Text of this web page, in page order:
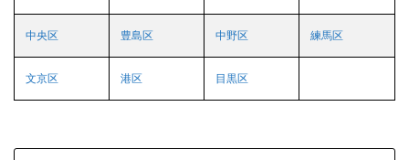
中央区 豊島区 中野区 練馬区
文京区 港区 目黒区